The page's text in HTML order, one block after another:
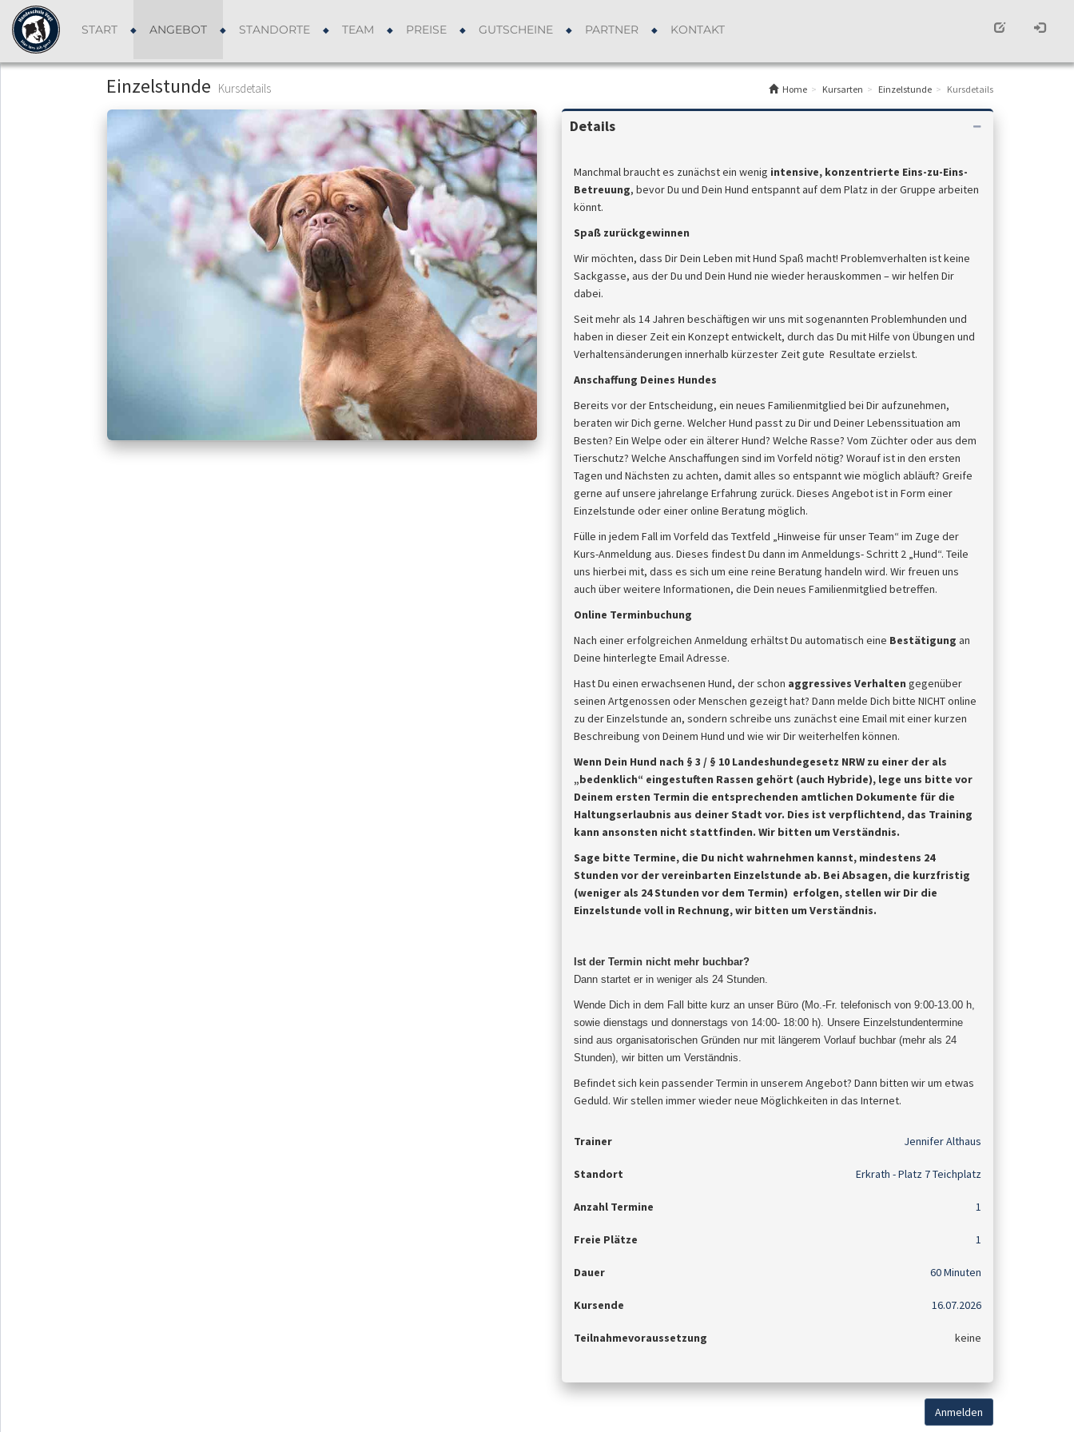
START ANGEBOT STANDORTE TEAM PREISE GUTSCHEINE PARTNER KONTAKT
Einzelstunde Kursdetails Home Kursarten Einzelstunde Kursdetails
Details
Manchmal braucht es zunächst ein wenig intensive, konzentrierte Eins-zu-Eins-
Betreuung, bevor Du und Dein Hund entspannt auf dem Platz in der Gruppe arbeiten
könnt.
Spaß zurückgewinnen
Wir möchten, dass Dir Dein Leben mit Hund Spaß macht! Problemverhalten ist keine
Sackgasse, aus der Du und Dein Hund nie wieder herauskommen – wir helfen Dir
dabei.
Seit mehr als 14 Jahren beschäftigen wir uns mit sogenannten Problemhunden und
haben in dieser Zeit ein Konzept entwickelt, durch das Du mit Hilfe von Übungen und
Verhaltensänderungen innerhalb kürzester Zeit gute Resultate erzielst.
Anschaffung Deines Hundes
Bereits vor der Entscheidung, ein neues Familienmitglied bei Dir aufzunehmen,
beraten wir Dich gerne. Welcher Hund passt zu Dir und Deiner Lebenssituation am
Besten? Ein Welpe oder ein älterer Hund? Welche Rasse? Vom Züchter oder aus dem
Tierschutz? Welche Anschaffungen sind im Vorfeld nötig? Worauf ist in den ersten
Tagen und Nächsten zu achten, damit alles so entspannt wie möglich abläuft? Greife
gerne auf unsere jahrelange Erfahrung zurück. Dieses Angebot ist in Form einer
Einzelstunde oder einer online Beratung möglich.
Fülle in jedem Fall im Vorfeld das Textfeld „Hinweise für unser Team“ im Zuge der
Kurs-Anmeldung aus. Dieses findest Du dann im Anmeldungs- Schritt 2 „Hund“. Teile
uns hierbei mit, dass es sich um eine reine Beratung handeln wird. Wir freuen uns
auch über weitere Informationen, die Dein neues Familienmitglied betreffen.
Online Terminbuchung
Nach einer erfolgreichen Anmeldung erhältst Du automatisch eine Bestätigung an
Deine hinterlegte Email Adresse.
Hast Du einen erwachsenen Hund, der schon aggressives Verhalten gegenüber
seinen Artgenossen oder Menschen gezeigt hat? Dann melde Dich bitte NICHT online
zu der Einzelstunde an, sondern schreibe uns zunächst eine Email mit einer kurzen
Beschreibung von Deinem Hund und wie wir Dir weiterhelfen können.
Wenn Dein Hund nach § 3 / § 10 Landeshundegesetz NRW zu einer der als
„bedenklich“ eingestuften Rassen gehört (auch Hybride), lege uns bitte vor
Deinem ersten Termin die entsprechenden amtlichen Dokumente für die
Haltungserlaubnis aus deiner Stadt vor. Dies ist verpflichtend, das Training
kann ansonsten nicht stattfinden. Wir bitten um Verständnis.
Sage bitte Termine, die Du nicht wahrnehmen kannst, mindestens 24
Stunden vor der vereinbarten Einzelstunde ab. Bei Absagen, die kurzfristig
(weniger als 24 Stunden vor dem Termin) erfolgen, stellen wir Dir die
Einzelstunde voll in Rechnung, wir bitten um Verständnis.
Ist der Termin nicht mehr buchbar?
Dann startet er in weniger als 24 Stunden.
Wende Dich in dem Fall bitte kurz an unser Büro (Mo.-Fr. telefonisch von 9:00-13.00 h,
sowie dienstags und donnerstags von 14:00- 18:00 h). Unsere Einzelstundentermine
sind aus organisatorischen Gründen nur mit längerem Vorlauf buchbar (mehr als 24
Stunden), wir bitten um Verständnis.
Befindet sich kein passender Termin in unserem Angebot? Dann bitten wir um etwas
Geduld. Wir stellen immer wieder neue Möglichkeiten in das Internet.
Trainer Jennifer Althaus
Standort Erkrath - Platz 7 Teichplatz
Anzahl Termine 1
Freie Plätze 1
Dauer 60 Minuten
Kursende 16.07.2026
Teilnahmevoraussetzung keine
Anmelden